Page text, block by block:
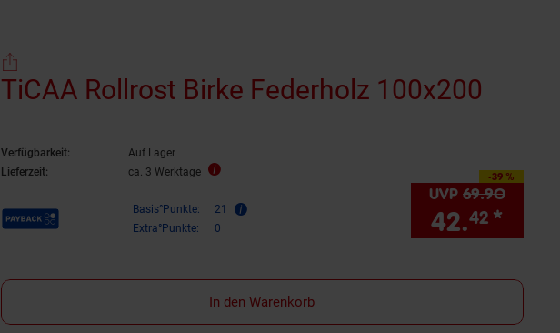
TiCAA Rollrost Birke Federholz 100x200
Verfügbarkeit:
Auf Lager
Lieferzeit:
ca. 3 Werktage
Payback Punkte Basis°Punkte:
21
Extra°Punkte:
0
-39 %
Sie Sparen 39 Prozent,
UVP 69.90
42.42 *
In den Warenkorb